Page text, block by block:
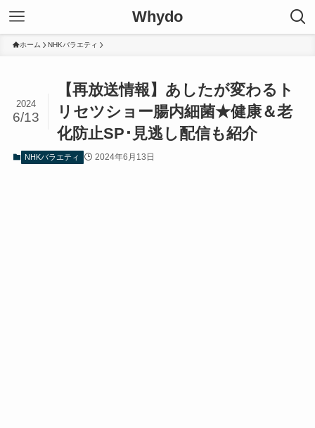
Whydo
ホーム NHKバラエティ
【再放送情報】あしたが変わるト
リセツショー腸内細菌★健康＆老
化防止SP･見逃し配信も紹介
2024
6/13
NHKバラエティ 2024年6月13日